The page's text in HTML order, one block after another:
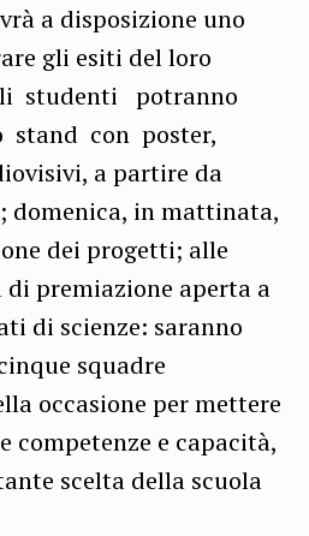
a disposizione uno
gli esiti del loro
studenti potranno
con poster,
a partire da
domenica, in mattinata,
dei progetti; alle
premiazione aperta a
di scienze: saranno
squadre
occasione per mettere
competenze e capacità,
scelta della scuola